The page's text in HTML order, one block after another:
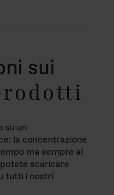
sui
su un
la concentrazione
ma sempre al
scaricare
tutti i nostri